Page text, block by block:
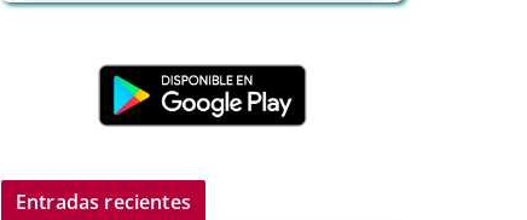
Entradas recientes